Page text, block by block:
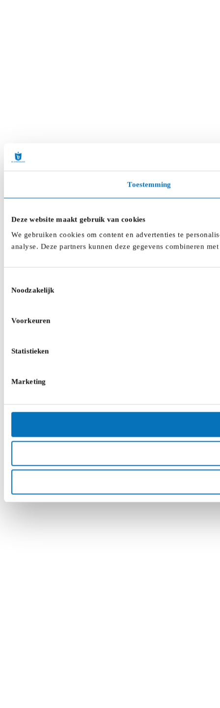
Toestemming
Deze website maakt gebruik van cookies
We gebruiken cookies om content en advertenties te
analyse. Deze partners kunnen deze gegevens combineren
Noodzakelijk
Voorkeuren
Statistieken
Marketing